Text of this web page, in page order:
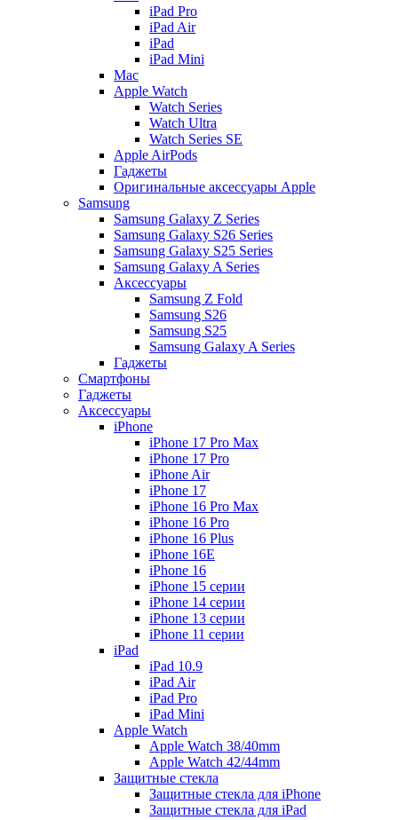
iPad Pro
iPad Air
iPad
iPad Mini
Mac
Apple Watch
Watch Series
Watch Ultra
Watch Series SE
Apple AirPods
Гаджеты
Оригинальные аксессуары Apple
Samsung
Samsung Galaxy Z Series
Samsung Galaxy S26 Series
Samsung Galaxy S25 Series
Samsung Galaxy A Series
Аксессуары
Samsung Z Fold
Samsung S26
Samsung S25
Samsung Galaxy A Series
Гаджеты
Смартфоны
Гаджеты
Аксессуары
iPhone
iPhone 17 Pro Max
iPhone 17 Pro
iPhone Air
iPhone 17
iPhone 16 Pro Max
iPhone 16 Pro
iPhone 16 Plus
iPhone 16E
iPhone 16
iPhone 15 серии
iPhone 14 серии
iPhone 13 серии
iPhone 11 серии
iPad
iPad 10.9
iPad Air
iPad Pro
iPad Mini
Apple Watch
Apple Watch 38/40mm
Apple Watch 42/44mm
Защитные стекла
Защитные стекла для iPhone
Защитные стекла для iPad